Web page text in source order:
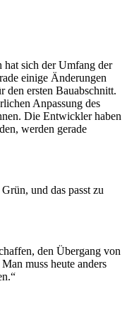
hat sich der Umfang der
einige Änderungen
ersten Bauabschnitt.
Anpassung des
Die Entwickler haben
werden gerade
und das passt zu
den Übergang von
muss heute anders